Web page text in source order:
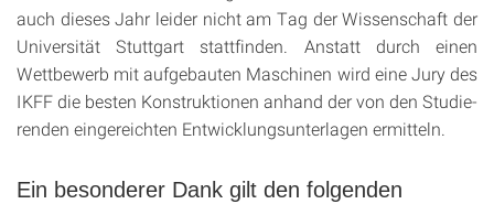
auch dieses Jahr leider nicht am Tag der Wissenschaft der
Universität Stutt­gart stattfinden. Anstatt durch einen
Wettbewerb mit auf­gebauten Maschinen wird eine Jury des
IKFF die besten Konstruktionen anhand der von den Studie­
renden eingereichten Entwicklungsunterlagen ermitteln.
Ein besonderer Dank gilt den folgenden